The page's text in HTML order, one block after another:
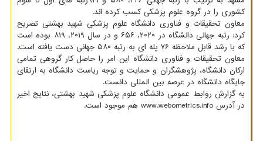
کشوری را در گروه علوم پزشکی کسب کرده اند.
معاون تحقیقات و فناوری دانشگاه علوم پزشکی شهید بهشتی تصریح
کرد: رتبه جهانی دانشگاه در ۲۰۲۰، ۶۵۶ و در سال ۲۰۱۹، ۸۱۹ بوده است
که با رشد قابل ملاحظه ۷۶ پله ای به رتبه ۵۸۰ جهانی دست یافته است.
معاون تحقیقات و فناوری دانشگاه این امر را حاصل کار گروهی تمامی
ارکان دانشگاه، پژوهشگران و حمایت و توجه ریاست دانشگاه به ارتقای
جایگاه دانشگاه در عرصه بین المللی دانست.
به گزارش روابط عمومی دانشگاه علوم پزشکی شهید بهشتی، نتایج اخیر
در آدرس www.webometrics.info هم موجود است.